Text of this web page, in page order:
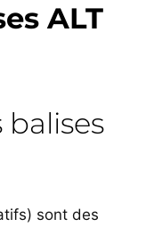
ALT
sont des